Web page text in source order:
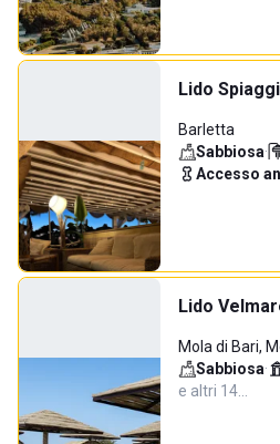
Lido
Barletta
Sabbiosa·
Accesso
Lido
Mola di Bari,
Sabbiosa·
e altri 14…